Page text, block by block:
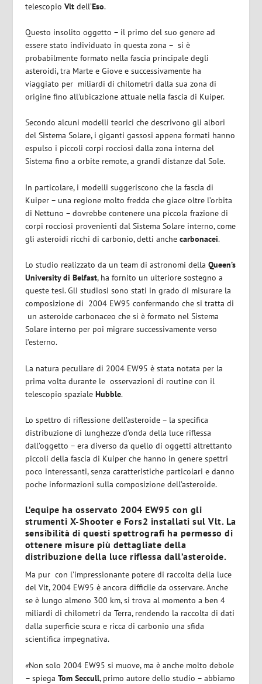
telescopio Vltdell’Eso.
Questo insolito oggetto – il primo del suo genere ad
essere stato individuato in questa zona – si è
probabilmente formato nella fascia principale degli
asteroidi, tra Marte e Giove e successivamente ha
viaggiato per miliardi di chilometri dalla sua zona di
origine fino all’ubicazione attuale nella fascia di Kuiper.
Secondo alcuni modelli teorici che descrivono gli albori
del Sistema Solare, i giganti gassosi appena formati hanno
espulso i piccoli corpi rocciosi dalla zona interna del
Sistema fino a orbite remote, a grandi distanze dal Sole.
In particolare, i modelli suggeriscono che la fascia di
Kuiper – una regione molto fredda che giace oltre l’orbita
di Nettuno – dovrebbe contenere una piccola frazione di
corpi rocciosi provenienti dal Sistema Solare interno, come
gli asteroidi ricchi di carbonio, detti anche carbonacei.
Lo studio realizzato da un team di astronomi della Queen’s
University di Belfast, ha fornito un ulteriore sostegno a
queste tesi. Gli studiosi sono stati in grado di misurare la
composizione di 2004 EW95 confermando che si tratta di
un asteroide carbonaceo che si è formato nel Sistema
Solare interno per poi migrare successivamente verso
l’esterno.
La natura peculiare di 2004 EW95 è stata notata per la
prima volta durante le osservazioni di routine con il
telescopio spazialeHubble.
Lo spettro di riflessione dell’asteroide – la specifica
distribuzione di lunghezze d’onda della luce riflessa
dall’oggetto – era diverso da quello di oggetti altrettanto
piccoli della fascia di Kuiper che hanno in genere spettri
poco interessanti, senza caratteristiche particolari e danno
poche informazioni sulla composizione dell’asteroide.
L’equipe ha osservato 2004 EW95 con gli
strumenti X-Shooter e Fors2 installati sul Vlt. La
sensibilità di questi spettrografi ha permesso di
ottenere misure più dettagliate della
distribuzione della luce riflessa dall’asteroide.
Ma pur con l’impressionante potere di raccolta della luce
del Vlt, 2004 EW95 è ancora difficile da osservare. Anche
se è lungo almeno 300 km, si trova al momento a ben 4
miliardi di chilometri da Terra, rendendo la raccolta di dati
dalla superficie scura e ricca di carbonio una sfida
scientifica impegnativa.
«Non solo 2004 EW95 si muove, ma è anche molto debole
– spiega Tom Seccull, primo autore dello studio – abbiamo